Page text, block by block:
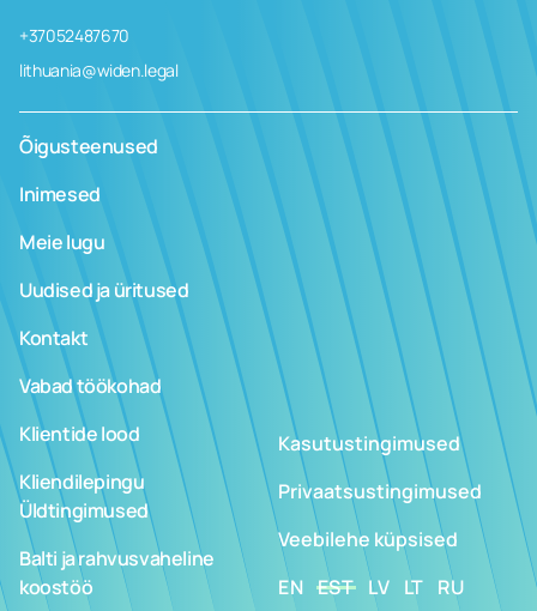
+37052487670
lithuania@widen.legal
Õigusteenused
Inimesed
Meie lugu
Uudised ja üritused
Kontakt
Vabad töökohad
Klientide lood
Kliendilepingu
Üldtingimused
Balti ja rahvusvaheline
koostöö
Kasutustingimused
Privaatsustingimused
Veebilehe küpsised
EN EST LV LT RU